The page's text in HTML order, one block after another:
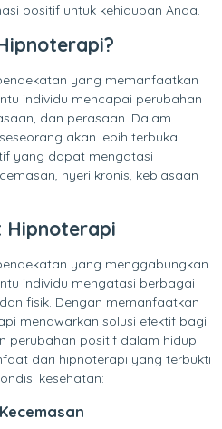
positif untuk kehidupan Anda.
yang memanfaatkan
individu mencapai perubahan
dan perasaan. Dalam
akan lebih terbuka
yang dapat mengatasi
nyeri kronis, kebiasaan
Hipnoterapi
yang menggabungkan
individu mengatasi berbagai
fisik. Dengan memanfaatkan
menawarkan solusi efektif bagi
perubahan positif dalam hidup.
dari hipnoterapi yang terbukti
kesehatan: